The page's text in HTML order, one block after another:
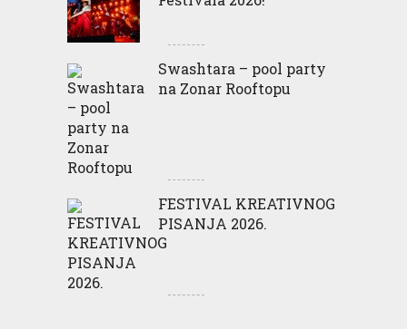
Swashtara – pool party
na Zonar Rooftopu
FESTIVAL KREATIVNOG
PISANJA 2026.